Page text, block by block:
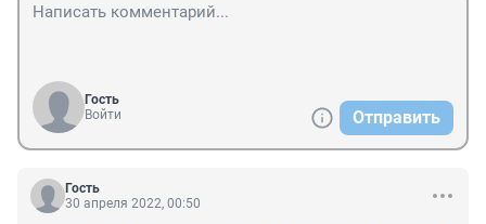
Гость
Войти
Отправить
Гость
30 апреля 2022, 00:50